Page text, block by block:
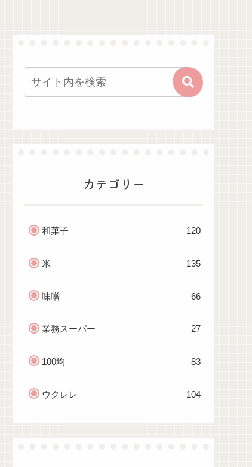
カテゴリー
和菓子 120
米 135
味噌 66
業務スーパー 27
100均 83
ウクレレ 104